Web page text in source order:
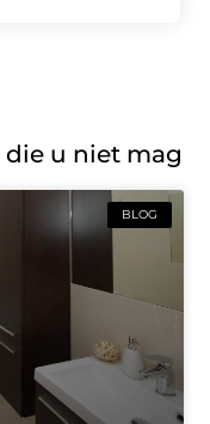
die u niet mag
BLOG